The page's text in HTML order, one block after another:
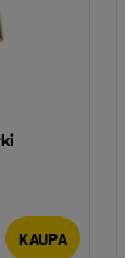
KAUPA